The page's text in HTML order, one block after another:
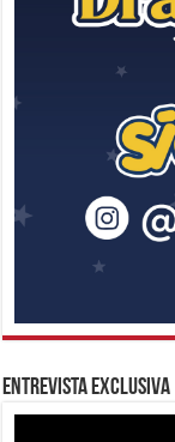
Entrevista Exclusiva